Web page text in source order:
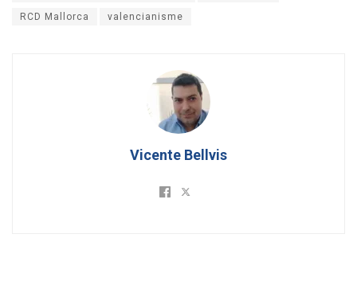
RCD Mallorca valencianisme
Vicente Bellvis